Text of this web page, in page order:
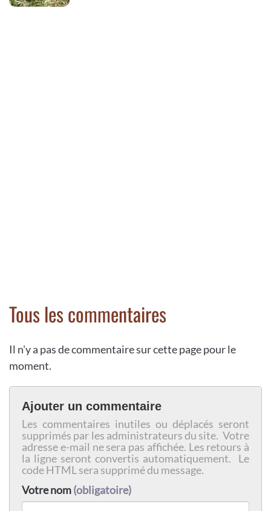
Tous les commentaires
Il n'y a pas de commentaire sur cette page pour le
moment.
Ajouter un commentaire
Les commentaires inutiles ou déplacés seront
supprimés par les administrateurs du site. Votre
adresse e-mail ne sera pas affichée. Les retours à
la ligne seront convertis automatiquement. Le
code HTML sera supprimé du message.
Votre nom(obligatoire)